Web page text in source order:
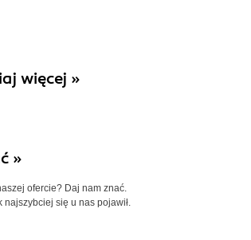
więcej »
»
ofercie? Daj nam znać.
najszybciej się u nas pojawił.